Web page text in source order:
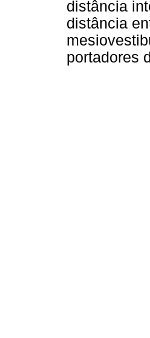
distância
distância
portadores